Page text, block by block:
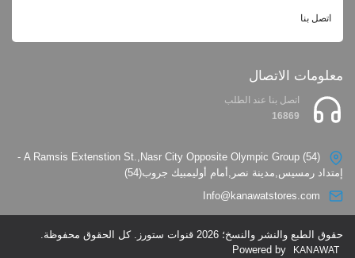
معلومات الاتصال
اتصل بنا عند الطلب
16869
(54) A Ramsis Extenstion St.,Nasr City Opposite Olympic Group -
إمتداد رمسيس,مدينة نصر,أمام أوليمبيك جروب(54)
Info@kanawatstores.com
اتصل بنا
حقوق الطبع والنشر والنسخ؛ 2026 قنوات ستورز. كل الحقوق محفوظة.
Powered by
KANAWAT